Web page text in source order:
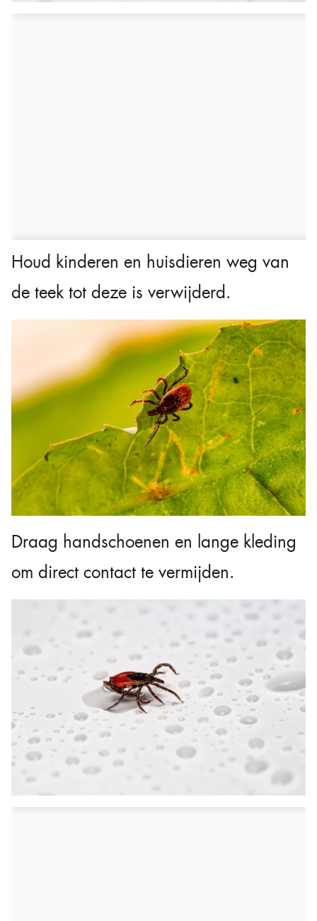
Houd kinderen en huisdieren weg van
de teek tot deze is verwijderd.
Draag handschoenen en lange kleding
om direct contact te vermijden.